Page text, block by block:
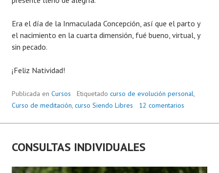
Era el día de la Inmaculada Concepción, así que el parto y
el nacimiento en la cuarta dimensión, fué bueno, virtual, y
sin pecado.
¡Feliz Natividad!
Publicada en Cursos Etiquetado curso de evolución personal,
Curso de meditación, curso Siendo Libres 12 comentarios
CONSULTAS INDIVIDUALES